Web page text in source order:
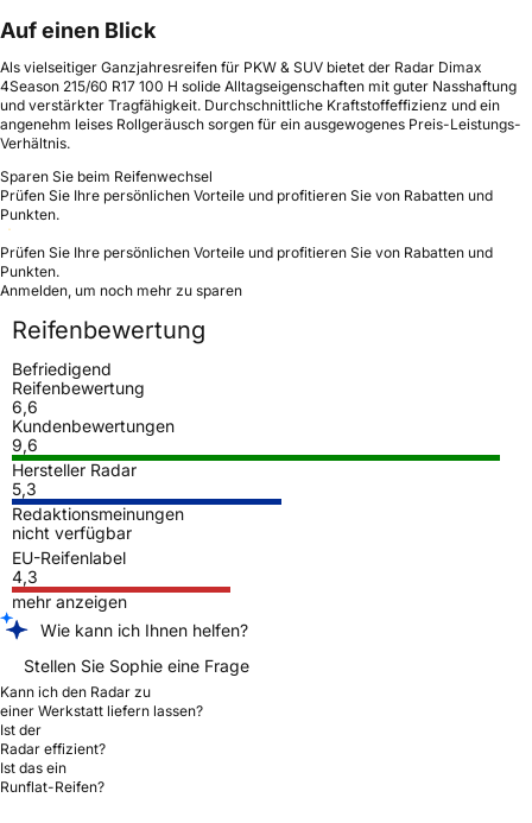
Auf einen Blick
Als vielseitiger Ganzjahresreifen für PKW & SUV bietet der Radar Dimax
4Season 215/60 R17 100 H solide Alltagseigenschaften mit guter Nasshaftung
und verstärkter Tragfähigkeit. Durchschnittliche Kraftstoffeffizienz und ein
angenehm leises Rollgeräusch sorgen für ein ausgewogenes Preis-Leistungs-
Verhältnis.
Sparen Sie beim Reifenwechsel
Prüfen Sie Ihre persönlichen Vorteile und profitieren Sie von Rabatten und
Punkten.
Prüfen Sie Ihre persönlichen Vorteile und profitieren Sie von Rabatten und
Punkten.
Anmelden, um noch mehr zu sparen
Reifenbewertung
Befriedigend
Reifenbewertung
6,6
Kundenbewertungen
9,6
Hersteller Radar
5,3
Redaktionsmeinungen
nicht verfügbar
EU-Reifenlabel
4,3
mehr anzeigen
Wie kann ich Ihnen helfen?
Stellen Sie Sophie eine Frage
Kann ich den Radar zu
einer Werkstatt liefern lassen?
Ist der
Radar effizient?
Ist das ein
Runflat-Reifen?